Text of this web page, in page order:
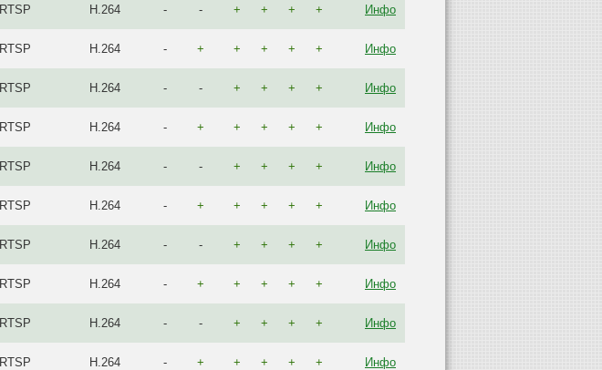
RTSP H.264 - - + + + + Инфо
RTSP H.264 - + + + + + Инфо
RTSP H.264 - - + + + + Инфо
RTSP H.264 - + + + + + Инфо
RTSP H.264 - - + + + + Инфо
RTSP H.264 - + + + + + Инфо
RTSP H.264 - - + + + + Инфо
RTSP H.264 - + + + + + Инфо
RTSP H.264 - - + + + + Инфо
RTSP H.264 - + + + + + Инфо